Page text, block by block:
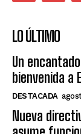
LO ÚLTIMO
Un
bienvenida a
DESTACADA
Nueva